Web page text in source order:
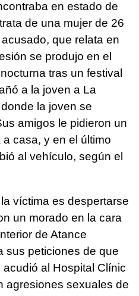
en estado de
de una mujer de 26
que relata en
se produjo en el
tras un festival
a la joven a La
la joven se
amigos le pidieron un
casa, y en el último
al vehículo, según el
víctima es despertarse
un morado en la cara
de Atance
sus peticiones de que
al Hospital Clínic
agresiones sexuales de